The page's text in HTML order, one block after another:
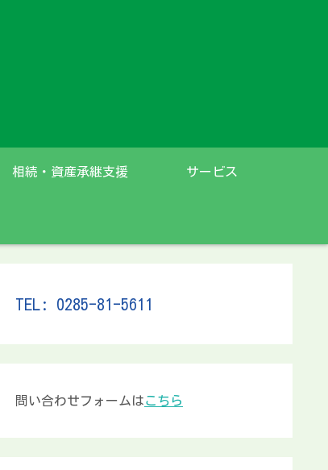
相続・資産承継支援 サービス
TEL: 0285-81-5611
問い合わせフォームはこちら